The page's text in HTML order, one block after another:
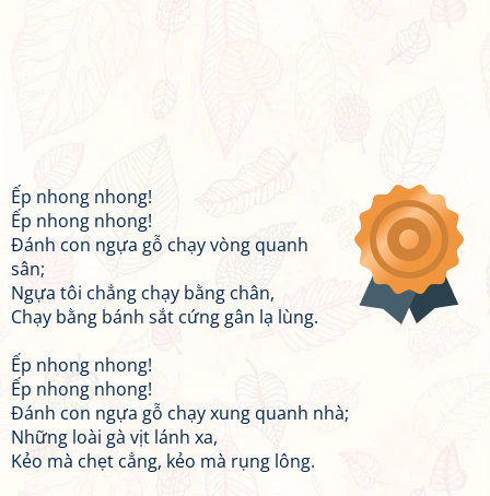
Ếp nhong nhong!
Ếp nhong nhong!
Đánh con ngựa gỗ chạy vòng quanh
sân;
Ngựa tôi chẳng chạy bằng chân,
Chạy bằng bánh sắt cứng gân lạ lùng.
Ếp nhong nhong!
Ếp nhong nhong!
Đánh con ngựa gỗ chạy xung quanh nhà;
Những loài gà vịt lánh xa,
Kẻo mà chẹt cẳng, kẻo mà rụng lông.